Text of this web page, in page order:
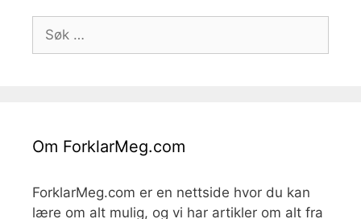
etter:
Om ForklarMeg.com
ForklarMeg.com er en nettside hvor du kan
lære om alt mulig, og vi har artikler om alt fra